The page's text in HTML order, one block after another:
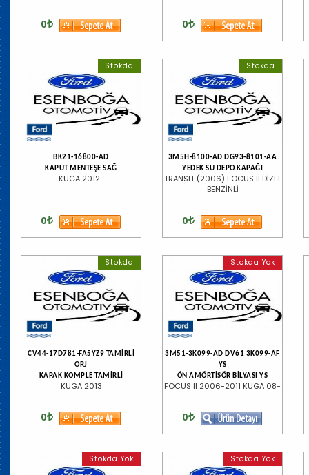
0 0
Stokda
BK21-16800-AD
KAPUT MENTEŞE SAĞ
KUGA 2012-
0
Stokda
3M5H-8100-AD DG93-8101-AA
YEDEK SU DEPO KAPAĞI
TRANSIT (2006) FOCUS II DİZEL
BENZİNLİ
0
Stokda
CV44-17D781-FA5YZ9 TAMİRLİ
ORJ
KAPAK KOMPLE TAMİRLİ
KUGA 2013
0
Stokda Yok
3M51-3K099-AD DV61 3K099-AF
YS
ÖN AMÖRTİSÖR BİLYASI YS
FOCUS II 2006-2011 KUGA 08-
0
Stokda Yok Stokda Yok